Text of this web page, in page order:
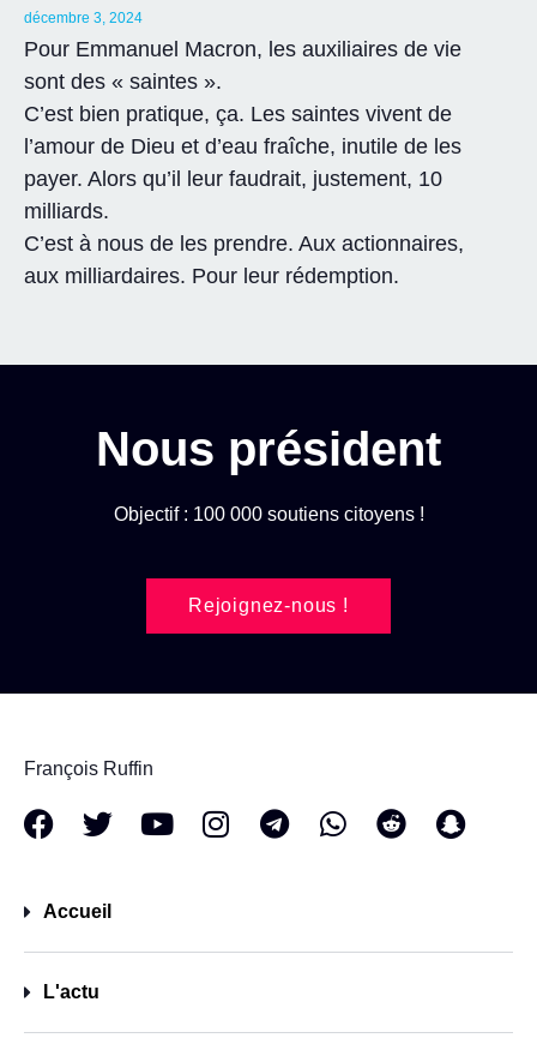
décembre 3, 2024
Pour Emmanuel Macron, les auxiliaires de vie
sont des « saintes ».
C’est bien pratique, ça. Les saintes vivent de
l’amour de Dieu et d’eau fraîche, inutile de les
payer. Alors qu’il leur faudrait, justement, 10
milliards.
C’est à nous de les prendre. Aux actionnaires,
aux milliardaires. Pour leur rédemption.
Nous président
Objectif : 100 000 soutiens citoyens !
Rejoignez-nous !
François Ruffin
Accueil
L'actu